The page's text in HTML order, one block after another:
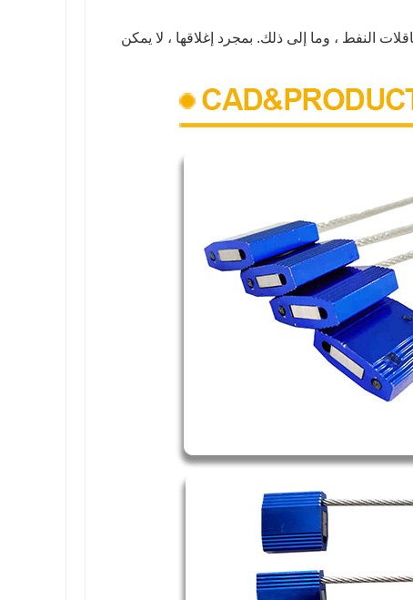
النفط ، وما إلى ذلك. بمجرد إغلاقها ، لا يمكن